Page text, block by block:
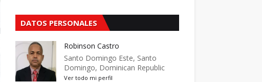
DATOS PERSONALES
Robinson Castro
Santo Domingo Este, Santo
Domingo, Dominican Republic
Ver todo mi perfil